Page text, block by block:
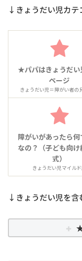
↓きょうだい児カテ
★パパはきょうだい
ページ
きょうだい児＝障がい者の
障がいがあったら何
なの？（子ども向け
式）
きょうだい児マイル
↓きょうだい児を含